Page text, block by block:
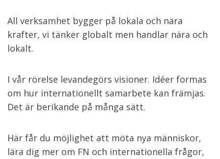
All verksamhet bygger på lokala och nära
krafter, vi tänker globalt men handlar nära och
lokalt.
I vår rörelse levandegörs visioner. Idéer formas
om hur internationellt samarbete kan främjas.
Det är berikande på många sätt.
Här får du möjlighet att möta nya människor,
lära dig mer om FN och internationella frågor,